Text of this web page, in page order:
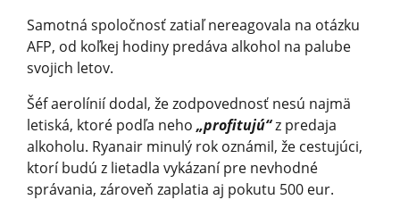
Samotná spoločnosť zatiaľ nereagovala na otázku
AFP, od koľkej hodiny predáva alkohol na palube
svojich letov.
Šéf aerolínií dodal, že zodpovednosť nesú najmä
letiská, ktoré podľa neho „profitujú“z predaja
alkoholu. Ryanair minulý rok oznámil, že cestujúci,
ktorí budú z lietadla vykázaní pre nevhodné
správania, zároveň zaplatia aj pokutu 500 eur.